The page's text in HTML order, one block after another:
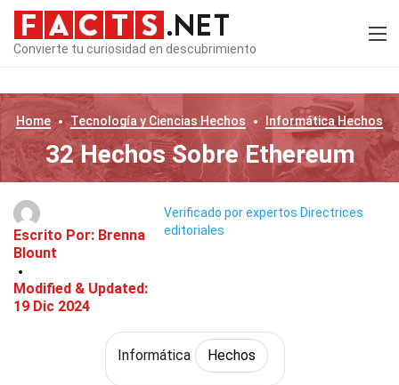
Convierte tu curiosidad en descubrimiento
Home Tecnología y Ciencias Hechos Informática Hechos
32 Hechos Sobre Ethereum
Escrito Por: Brenna
Blount
Modified & Updated:
19 Dic 2024
Verificado por expertos Directrices
editoriales
Informática Hechos